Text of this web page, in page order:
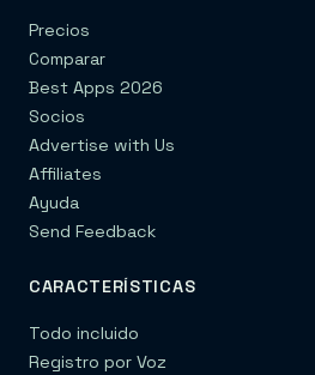
Precios
Comparar
Best Apps 2026
Socios
Advertise with Us
Affiliates
Ayuda
Send Feedback
CARACTERÍSTICAS
Todo incluido
Registro por Voz